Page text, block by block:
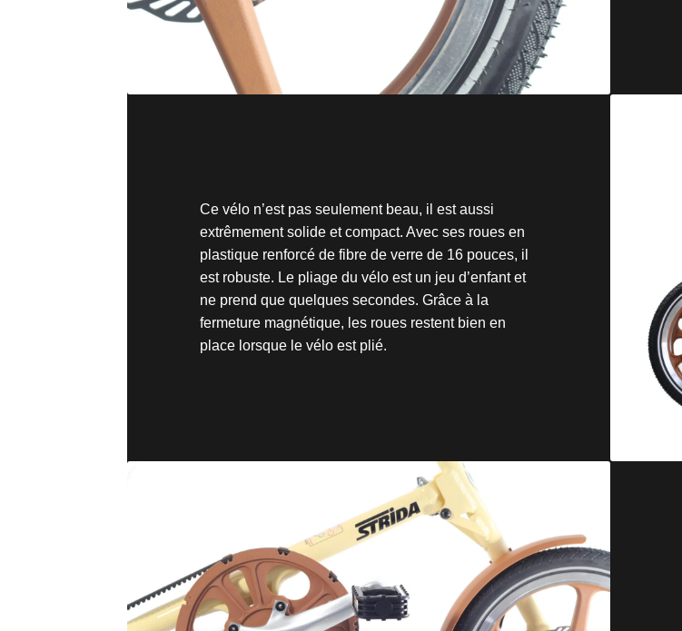
Ce vélo n’est pas seulement beau, il est aussi
extrêmement solide et compact. Avec ses roues en
plastique renforcé de fibre de verre de 16 pouces, il
est robuste. Le pliage du vélo est un jeu d’enfant et
ne prend que quelques secondes. Grâce à la
fermeture magnétique, les roues restent bien en
place lorsque le vélo est plié.